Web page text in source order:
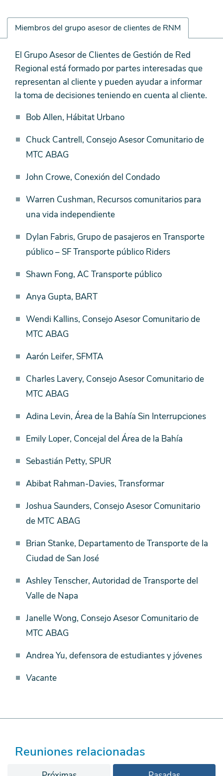
Miembros del grupo asesor de clientes de RNM
Miembros
del
grupo
asesor
clientes
de
RNM
El Grupo Asesor de Clientes de Gestión de Red
Regional está formado por partes interesadas que
representan al cliente y pueden ayudar a informar
la toma de decisiones teniendo en cuenta al cliente.
Bob Allen, Hábitat Urbano
Chuck Cantrell, Consejo Asesor Comunitario de
MTC ABAG
John Crowe, Conexión del Condado
Warren Cushman, Recursos comunitarios para
una vida independiente
Dylan Fabris, Grupo de pasajeros en Transporte
público – SF Transporte público Riders
Shawn Fong, AC Transporte público
Anya Gupta, BART
Wendi Kallins, Consejo Asesor Comunitario de
MTC ABAG
Aarón Leifer, SFMTA
Charles Lavery, Consejo Asesor Comunitario de
MTC ABAG
Adina Levin, Área de la Bahía Sin Interrupciones
Emily Loper, Concejal del Área de la Bahía
Sebastián Petty, SPUR
Abibat Rahman-Davies, Transformar
Joshua Saunders, Consejo Asesor Comunitario
de MTC ABAG
Brian Stanke, Departamento de Transporte de la
Ciudad de San José
Ashley Tenscher, Autoridad de Transporte del
Valle de Napa
Janelle Wong, Consejo Asesor Comunitario de
MTC ABAG
Andrea Yu, defensora de estudiantes y jóvenes
Vacante
Reuniones relacionadas